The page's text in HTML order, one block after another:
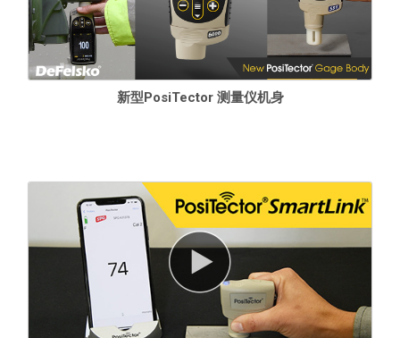
新型PosiTector 测量仪机身